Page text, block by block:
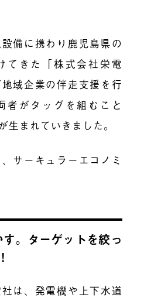
備に携わり鹿児島県の
てきた「株式会社栄電
域企業の伴走支援を行
者がタッグを組むこと
生まれていきました。
サーキュラーエコノミ
。ターゲットを絞っ
は、発電機や上下水道